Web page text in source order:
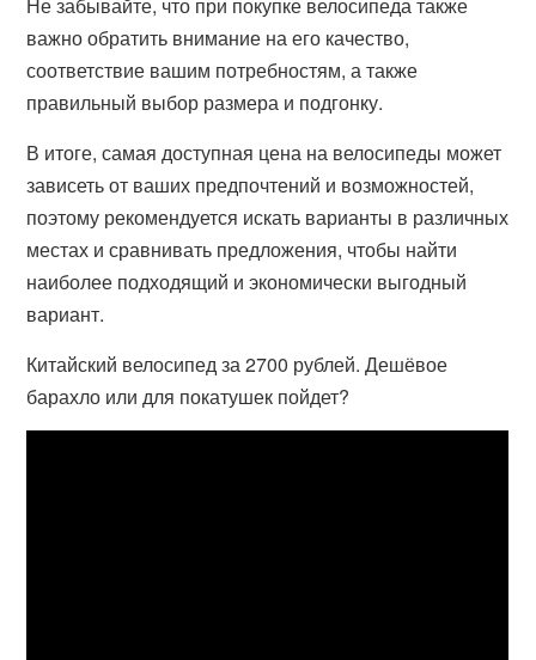
важно обратить внимание на его качество,
соответствие вашим потребностям, а также
правильный выбор размера и подгонку.
В итоге, самая доступная цена на велосипеды может
зависеть от ваших предпочтений и возможностей,
поэтому рекомендуется искать варианты в различных
местах и сравнивать предложения, чтобы найти
наиболее подходящий и экономически выгодный
вариант.
Китайский велосипед за 2700 рублей. Дешёвое
барахло или для покатушек пойдет?